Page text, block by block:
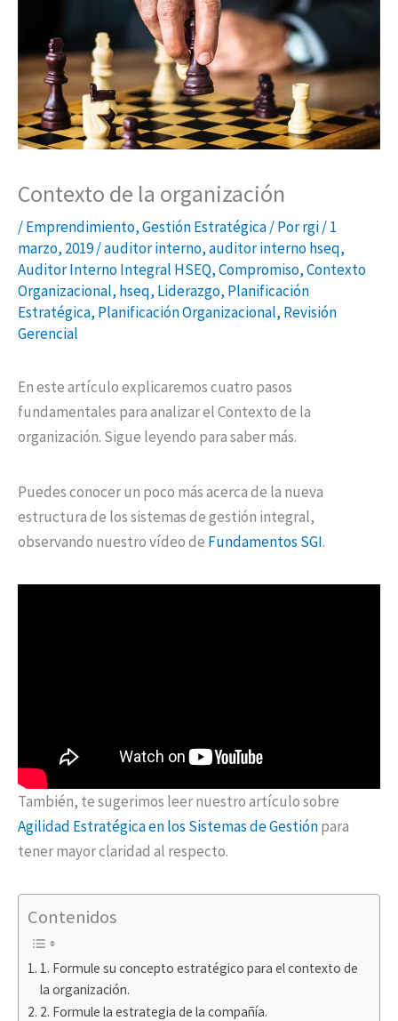
Contexto de la organización
/Emprendimiento,Gestión Estratégica/ Porrgi/1
marzo, 2019/auditor interno,auditor interno hseq,
Auditor Interno Integral HSEQ,Compromiso,Contexto
Organizacional, hseq, Liderazgo, Planificación
Estratégica, Planificación Organizacional, Revisión
Gerencial
En este artículo explicaremos cuatro pasos
fundamentales para analizar el Contexto de la
organización. Sigue leyendo para saber más.
Puedes conocer un poco más acerca de la nueva
estructura de los sistemas de gestión integral,
observando nuestro vídeo de Fundamentos SGI.
También, te sugerimos leer nuestro artículo sobre
Agilidad Estratégica en los Sistemas de Gestiónpara
tener mayor claridad al respecto.
Contenidos
1. Formule su concepto estratégico para el contexto de
la organización.
2. Formule la estrategia de la compañía.
dólar
y
su
efecto
en
Sistemas
de
Gestión
HSEQ
de
Interés